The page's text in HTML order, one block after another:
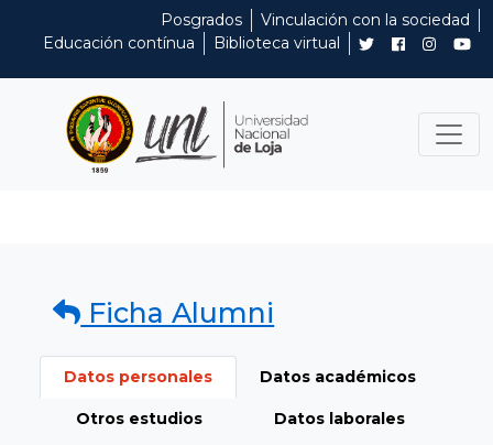
Posgrados
Vinculación con la sociedad
Educación contínua
Biblioteca virtual
Ficha Alumni
Datos personales Datos académicos
Otros estudios Datos laborales